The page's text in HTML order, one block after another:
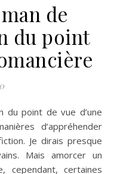
de
du point
d’appréhender
Je dirais presque
Mais amorcer un
cependant, certaines